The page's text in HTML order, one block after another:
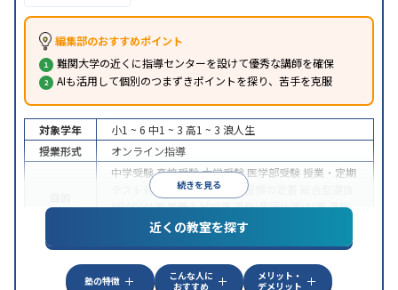
編集部のおすすめポイント
難関大学の近くに指導センターを設けて優秀な講師を確保
AIも活用して個別のつまずきポイントを探り、苦手を克服
続きを見る
対象学年 小1 ~ 6 中1 ~ 3 高1 ~ 3 浪人生
授業形式
オンライン指導
中学受験高校受験大学受験 医学部受験 授業・定期
テスト対策
内申点対策 学習習慣の定着
(旧AO)対策推薦入試対策英検(英語検定)対策漢検
(漢字検定)対策
中高一貫校生に対応成績保証制度あり授業の振替
可能不登校生に対応学習にPC・タブレットを利用
オンライン対応1科目から受講可能
近くの教室を探す
塾の特徴
こんな人に
おすすめ
メリット・
デメリット